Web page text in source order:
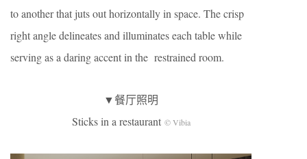
to another that juts out horizontally in space. The crisp
right angle delineates and illuminates each table while
serving as a daring accent in the restrained room.
▼餐厅照明
Sticks in a restaurant © Vibia